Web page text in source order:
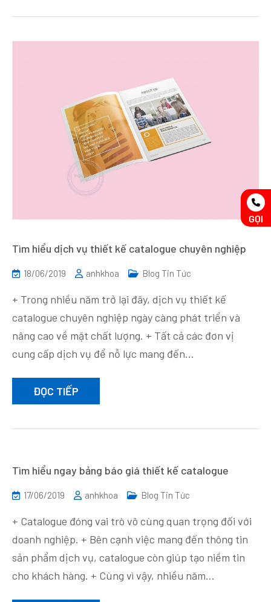
Tìm hiểu dịch vụ thiết kế catalogue chuyên nghiệp
18/06/2019 anhkhoa Blog Tin Tức
+ Trong nhiều năm trở lại đây, dịch vụ thiết kế
catalogue chuyên nghiệp ngày càng phát triển và
nâng cao về mặt chất lượng. + Tất cả các đơn vị
cung cấp dịch vụ để nỗ lực mang đến…
ĐỌC TIẾP
Tìm hiểu ngay bảng báo giá thiết kế catalogue
17/06/2019 anhkhoa Blog Tin Tức
+ Catalogue đóng vai trò vô cùng quan trọng đối với
doanh nghiệp. + Bên cạnh việc mang đến thông tin
sản phẩm dịch vụ, catalogue còn giúp tạo niềm tin
cho khách hàng. + Cùng vì vậy, nhiều năm…
GỌI